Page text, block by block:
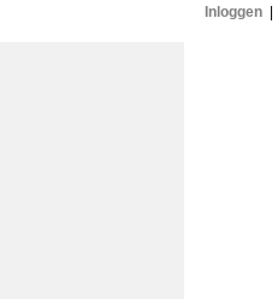
Inloggen